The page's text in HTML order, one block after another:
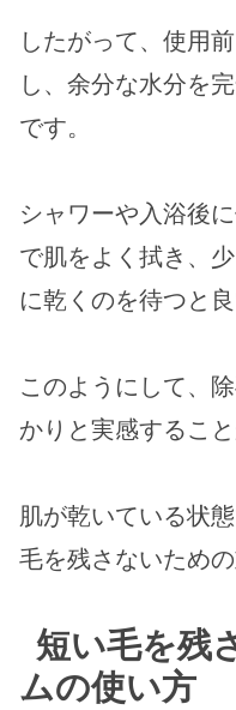
したがって、使用
し、余分な水分を
です。
シャワーや入浴後
で肌をよく拭き、
に乾くのを待つと良
このようにして、
かりと実感すること
肌が乾いている状
毛を残さないため
短い毛を残
ムの使い方